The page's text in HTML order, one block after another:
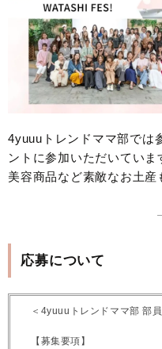
4yuuuトレンドママ部では
ントに参加いただいていま
美容商品など素敵なお土産
応募について
＜4yuuuトレンドママ部 部
【募集要項】